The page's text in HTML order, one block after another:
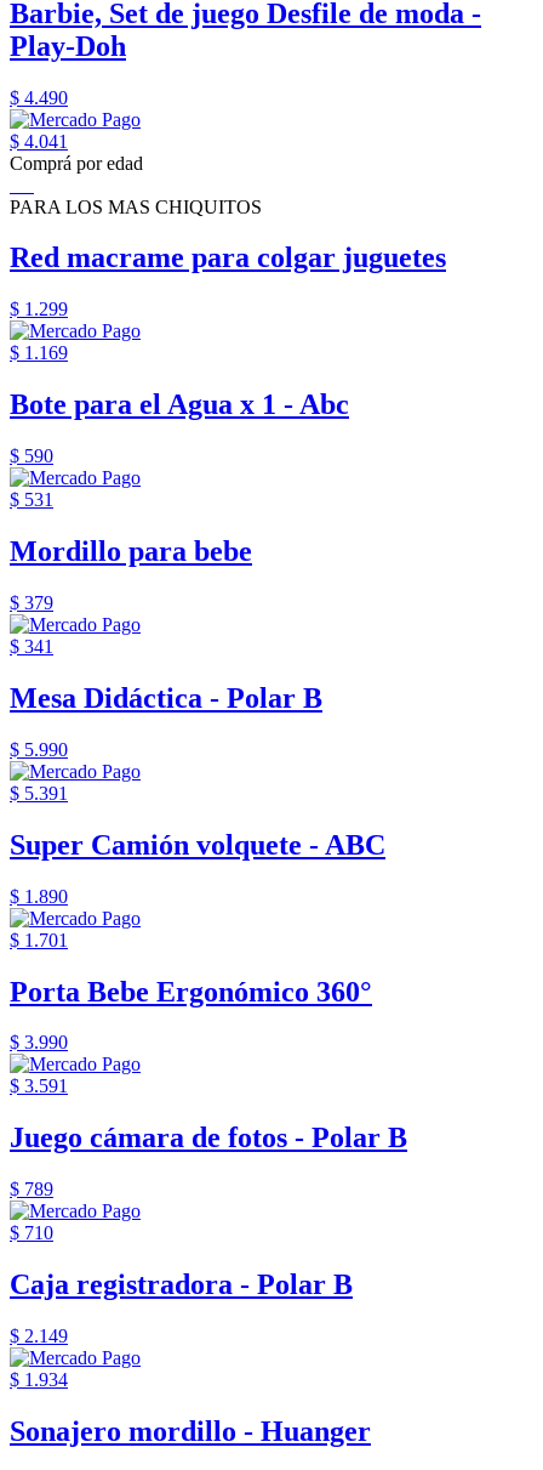
Barbie, Set de juego Desfile de moda -
Play-Doh
$ 4.490
$ 4.041
Comprá por edad
PARA LOS MAS CHIQUITOS
Red macrame para colgar juguetes
$ 1.299
$ 1.169
Bote para el Agua x 1 - Abc
$ 590
$ 531
Mordillo para bebe
$ 379
$ 341
Mesa Didáctica - Polar B
$ 5.990
$ 5.391
Super Camión volquete - ABC
$ 1.890
$ 1.701
Porta Bebe Ergonómico 360°
$ 3.990
$ 3.591
Juego cámara de fotos - Polar B
$ 789
$ 710
Caja registradora - Polar B
$ 2.149
$ 1.934
Sonajero mordillo - Huanger